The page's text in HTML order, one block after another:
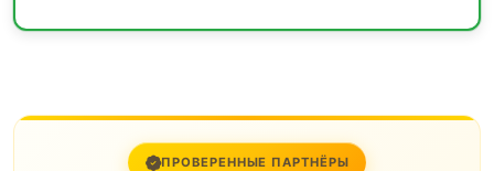
ПРОВЕРЕННЫЕ ПАРТНЁРЫ